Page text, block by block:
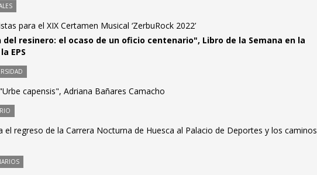
para el XIX Certamen Musical ‘ZerbuRock 2022’
resinero: el ocaso de un oficio centenario", Libro de la Semana en la
EPS
capensis", Adriana Bañares Camacho
el regreso de la Carrera Nocturna de Huesca al Palacio de Deportes y los caminos